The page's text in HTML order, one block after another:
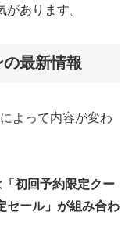
あります。
最新情報
よって内容が変わ
初回予約限定クー
セール」が組み合わ